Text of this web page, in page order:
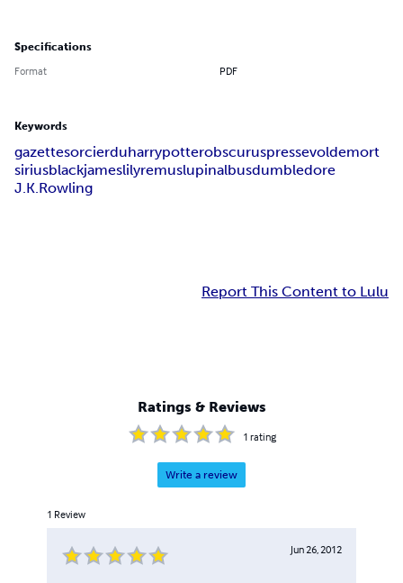
Specifications
Format PDF
Keywords
gazettesorcierduharrypotterobscuruspressevoldemort
siriusblackjameslilyremuslupinalbusdumbledore
J.K.Rowling
Report This Content to Lulu
Ratings & Reviews
1 rating
Write a review
1 Review
Jun 26, 2012